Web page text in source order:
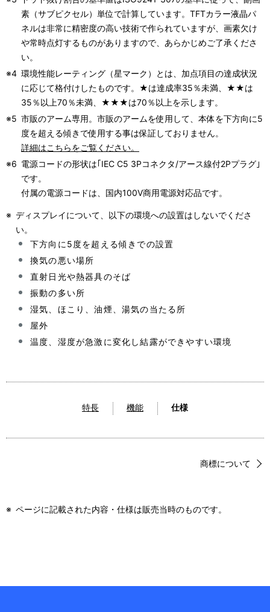
素（サブピクセル）単位で計算しています。TFTカラー液晶パ
ネルは非常に精密度の高い技術で作られていますが、画素欠け
や常時点灯するものがありますので、あらかじめご了承くださ
い。
※4 環境性能レーティング（星マーク）とは、加点項目の達成状況
に応じて格付けしたものです。★は達成率35％未満、★★は
35％以上70％未満、★★★は70％以上を示します。
※5 市販のアーム専用。市販のアームを使用して、本体を下方向に5
度を超える傾きで使用する事は保証しておりません。
詳細はこちらをご覧ください。
※6 電源コードの形状は｢IEC C5 3Pコネクタ/アース線付2Pプラグ｣
です。
付属の電源コードは、国内100V商用電源対応品です。
※ ディスプレイについて、以下の環境への設置はしないでくださ
い。
下方向に5度を超える傾きでの設置
換気の悪い場所
直射日光や熱器具のそば
振動の多い所
湿気、ほこり、油煙、湯気の当たる所
屋外
温度、湿度が急激に変化し結露ができやすい環境
特長 機能 仕様
商標について
※ ページに記載された内容・仕様は販売当時のものです。